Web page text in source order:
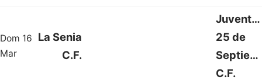
Dom 16
Mar
La Senia
C.F.
25 de
C.F.